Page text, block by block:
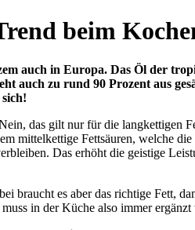
beim
auch in Europa. Das Öl der
zu rund 90 Prozent aus
das gilt nur für die
mittelkettige Fettsäuren, welche
Das erhöht die geistige
braucht es aber das richtige
in der Küche also immer